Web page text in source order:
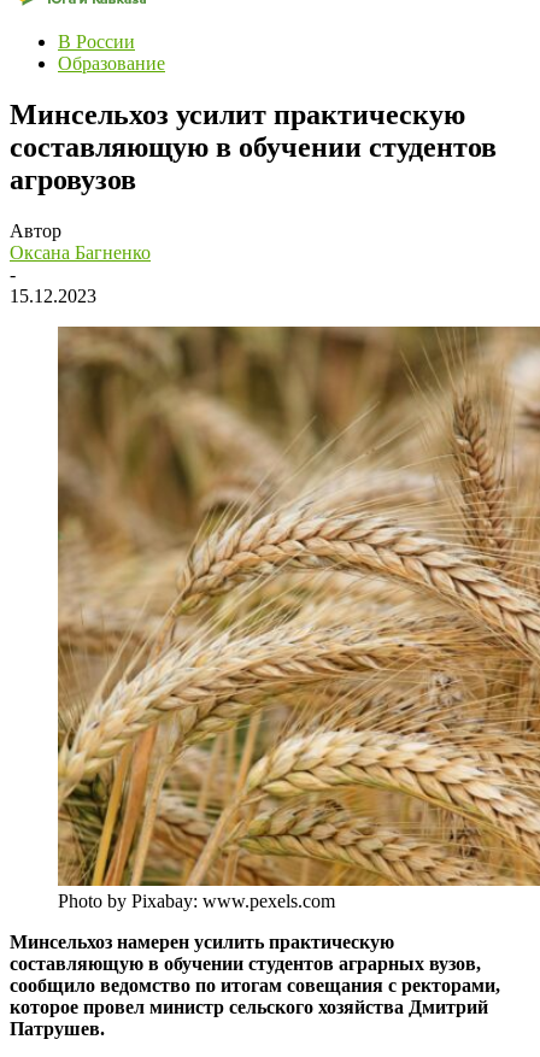
В России
Образование
Минсельхоз усилит практическую
составляющую в обучении студентов
агровузов
Автор
Оксана Багненко
-
15.12.2023
Photo by Pixabay: www.pexels.com
Минсельхоз намерен усилить практическую
составляющую в обучении студентов аграрных вузов,
сообщило ведомство по итогам совещания с ректорами,
которое провел министр сельского хозяйства Дмитрий
Патрушев.